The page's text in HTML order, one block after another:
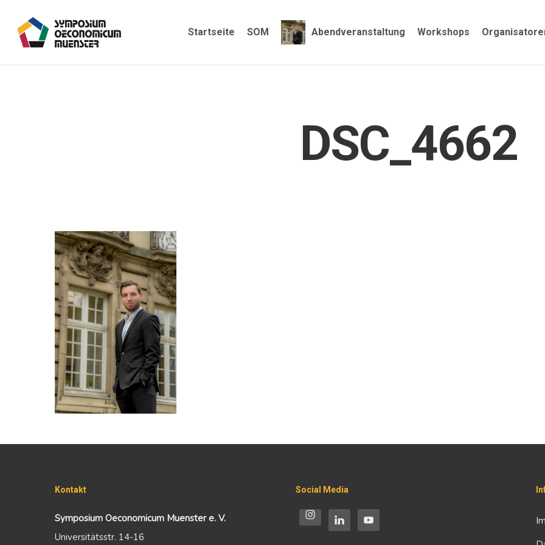
Startseite SOM Abendveranstaltung Workshops
DSC_4662
Kontakt
Symposium Oeconomicum Muenster e. V.
Universitätsstr. 14-16
Social Media